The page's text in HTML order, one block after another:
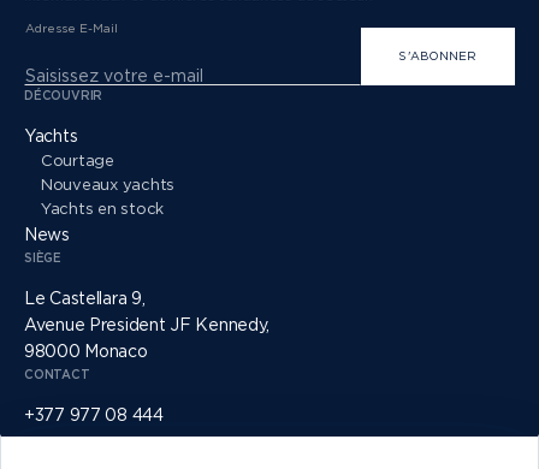
Adresse E-Mail
S'ABONNER
DÉCOUVRIR
Yachts
Courtage
Nouveaux yachts
Yachts en stock
News
SIÈGE
Le Castellara 9,
Avenue President JF Kennedy,
98000 Monaco
CONTACT
+377 977 08 444
info@princessyachtsmonaco.com